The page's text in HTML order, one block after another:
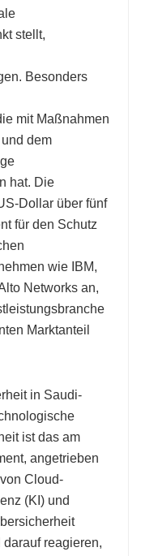
stellt,
Besonders
mit Maßnahmen
dem
hat. Die
Dollar über fünf
für den Schutz
wie IBM,
Networks an,
Marktanteil
in Saudi-
ist das am
angetrieben
Cloud-
(KI) und
reagieren,